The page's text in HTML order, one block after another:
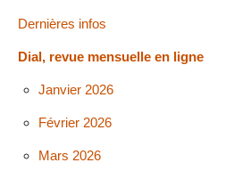
Dernières infos
Dial, revue mensuelle en ligne
Janvier 2026
Février 2026
Mars 2026